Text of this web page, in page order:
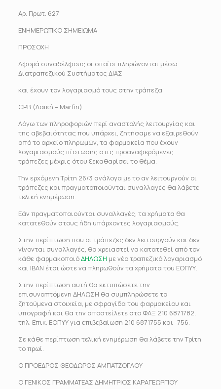
Αρ. Πρωτ. 627
ΕΝΗΜΕΡΩΤΙΚΟ ΣΗΜΕΙΩΜΑ
ΠΡΟΣΟΧΗ
Αφορά συναδέλφους οι οποίοι πληρώνονται μέσω
Διατραπεζικού Συστήματος ΔΙΑΣ
και έχουν τον λογαριασμό τους στην τράπεζα
CPB (Λαϊκή – Marfin)
Λόγω των πληροφοριών περί αναστολής λειτουργίας και
της αβεβαιότητας που υπάρχει, ζητήσαμε να εξαιρεθούν
από το αρχείο πληρωμών, τα φαρμακεία που έχουν
λογαριασμούς πίστωσης στις προαναφερόμενες
τράπεζες μέχρις ότου ξεκαθαρίσει το θέμα.
Την ερχόμενη Τρίτη 26/3 ανάλογα με το αν λειτουργούν οι
τράπεζες και πραγματοποιούνται συναλλαγές θα λάβετε
τελική ενημέρωση.
Εάν πραγματοποιούνται συναλλαγές, τα χρήματα θα
κατατεθούν στους ήδη υπάρχοντες λογαριασμούς.
Στην περίπτωση που οι τράπεζες δεν λειτουργούν και δεν
γίνονται συναλλαγές, θα χρειαστεί να κατατεθεί από τον
κάθε φαρμακοποιόΔΗΛΩΣΗ με νέο τραπεζικό λογαριασμό
και ΙΒΑΝ έτσι ώστε να πληρωθούν τα χρήματα του ΕΟΠΥΥ.
Στην περίπτωση αυτή θα εκτυπώσετε την
επισυναπτόμενη ΔΗΛΩΣΗ θα συμπληρώσετε τα
ζητούμενα στοιχεία, με σφραγίδα του φαρμακείου και
υπογραφή και θα την αποστείλετε στο ΦΑΞ 210 6871782,
τηλ. Επικ. ΕΟΠΥΥ για επιβεβαίωση 210 6871755 και -756.
Σε κάθε περίπτωση τελική ενημέρωση θα λάβετε την Τρίτη
το πρωί.
Ο ΠΡΟΕΔΡΟΣ ΘΕΟΔΩΡΟΣ ΑΜΠΑΤΖΟΓΛΟΥ
Ο ΓΕΝΙΚΟΣ ΓΡΑΜΜΑΤΕΑΣ ΔΗΜΗΤΡΙΟΣ ΚΑΡΑΓΕΩΡΓΙΟΥ